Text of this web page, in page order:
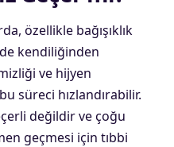
özellikle bağışıklık
kendiliğinden
ve hijyen
süreci hızlandırabilir.
değildir ve çoğu
geçmesi için tıbbi